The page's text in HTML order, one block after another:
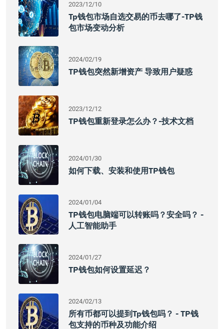
2023/12/10
Tp钱包市场自选交易的币去哪了-TP钱
包市场变动分析
2024/02/19
TP钱包突然新增资产 导致用户疑惑
2023/12/12
TP钱包重新登录怎么办？-技术文档
2024/01/30
如何下载、安装和使用TP钱包
2024/01/04
TP钱包电脑端可以转账吗？安全吗？ -
人工智能助手
2024/01/27
TP钱包如何设置延迟？
2024/02/13
所有币都可以提到tp钱包吗？ - TP钱
包支持的币种及功能介绍